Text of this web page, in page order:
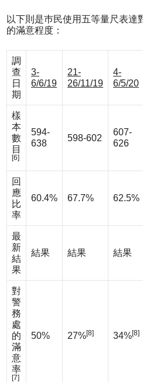
以下則是巿民使用五等量尺表達
的滿意程度：
調
查
日
期
3-
6/6/19
21-
26/11/19
4-
6/5/20
樣
本
數
目
[6]
594-
638
598-602
607-
626
回
應
比
率
60.4% 67.7% 62.5%
最
新
結
果
結果 結果 結果
對
警
務
處
的
滿
意
率
[7]
50% 27%[8] 34%[8]